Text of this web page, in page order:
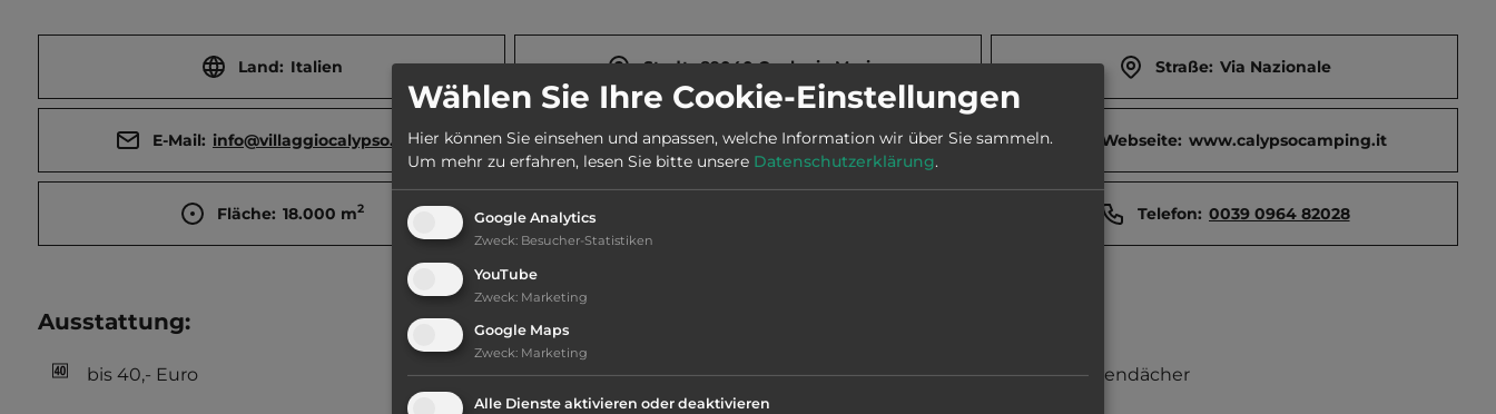
Land: Italien Stadt: 89040 Caulonia Marina Straße: Via Nazionale
E-Mail: info@villaggiocalypso.com Telefon: 0039 339 19 69 830 Webseite: www.calypsocamping.it
Fläche: 18.000 m2 Telefon: 0039 0964 82028
Ausstattung:
bis 40,- Euro Hygiene: befriedigend Schattendächer
Wählen Sie Ihre Cookie-Einstellungen
Hier können Sie einsehen und anpassen, welche Information wir über Sie sammeln.
Um mehr zu erfahren, lesen Sie bitte unsere Datenschutzerklärung.
Google Analytics
Zweck: Besucher-Statistiken
YouTube
Zweck: Marketing
Google Maps
Zweck: Marketing
Alle Dienste aktivieren oder deaktivieren